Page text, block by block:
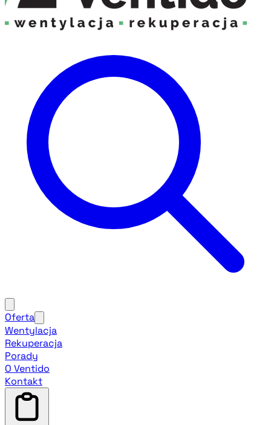
Oferta
Wentylacja
Rekuperacja
Porady
O Ventido
Kontakt